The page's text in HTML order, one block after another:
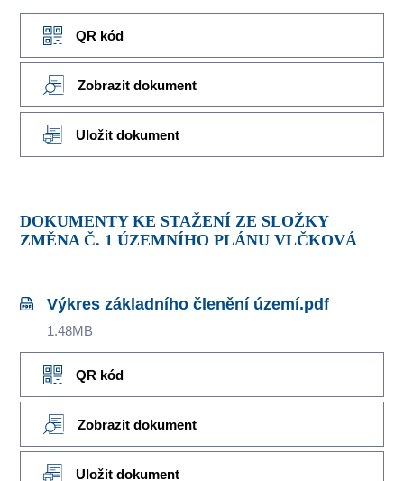
QR kód
Zobrazit dokument
Uložit dokument
DOKUMENTY KE STAŽENÍ ZE SLOŽKY
ZMĚNA Č. 1 ÚZEMNÍHO PLÁNU VLČKOVÁ
Výkres základního členění území.pdf
1.48MB
QR kód
Zobrazit dokument
Uložit dokument